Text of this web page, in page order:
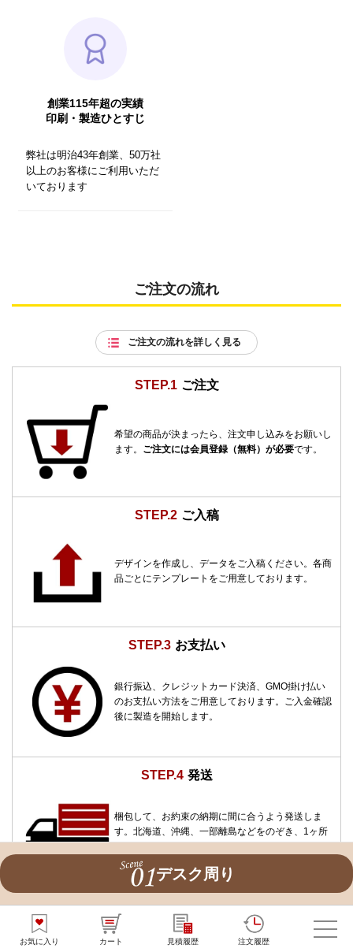
お気に入り カート 見積履歴 注文履歴
デスク周り
創業115年超の実績
印刷・製造ひとすじ
弊社は明治43年創業、50万社
以上のお客様にご利用いただ
いております
ご注文の流れ
ご注文の流れを詳しく見る
STEP.1 ご注文
希望の商品が決まったら、注文申し込みをお願いし
ます。 ご注文には会員登録（無料）が必要です。
STEP.2 ご入稿
デザインを作成し、データをご入稿ください。各商
品ごとにテンプレートをご用意しております。
STEP.3 お支払い
銀行振込、クレジットカード決済、GMO掛け払い
のお支払い方法をご用意しております。ご入金確認
後に製造を開始します。
STEP.4 発送
梱包して、お約束の納期に間に合うよう発送しま
す。北海道、沖縄、一部離島などをのぞき、1ヶ所
分の送料は弊社で負担します。
カテゴリから選ぶ